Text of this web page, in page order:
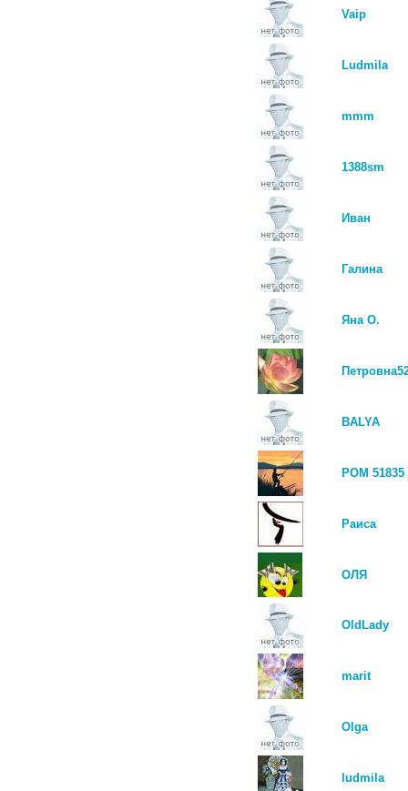
Vaip
Ludmila
mmm
1388sm
Иван
Галина
Яна О.
BALYA
РОМ 51835
Раиса
ОЛЯ
OldLady
marit
Olga
ludmila